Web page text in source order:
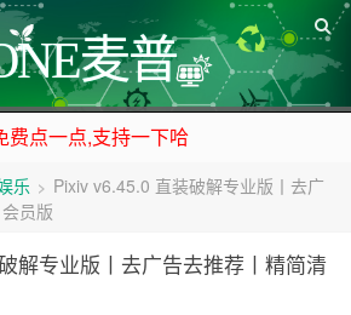
麦普
费点一点,支持一下哈
调使用
站留言给我们
乐 > Pixiv v6.45.0 直装破解专业版丨去广
员版
解专业版丨去广告去推荐丨精简清